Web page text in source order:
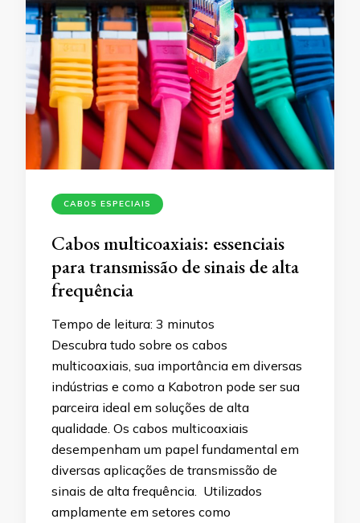
CABOS ESPECIAIS
Cabos multicoaxiais: essenciais
para transmissão de sinais de alta
frequência
Tempo de leitura: 3 minutos
Descubra tudo sobre os cabos
multicoaxiais, sua importância em diversas
indústrias e como a Kabotron pode ser sua
parceira ideal em soluções de alta
qualidade. Os cabos multicoaxiais
desempenham um papel fundamental em
diversas aplicações de transmissão de
sinais de alta frequência. Utilizados
amplamente em setores como